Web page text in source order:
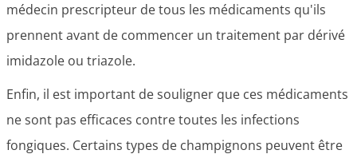
médecin prescripteur de tous les médicaments qu'ils
prennent avant de commencer un traitement par dérivé
imidazole ou triazole.
Enfin, il est important de souligner que ces médicaments
ne sont pas efficaces contre toutes les infections
fongiques. Certains types de champignons peuvent être